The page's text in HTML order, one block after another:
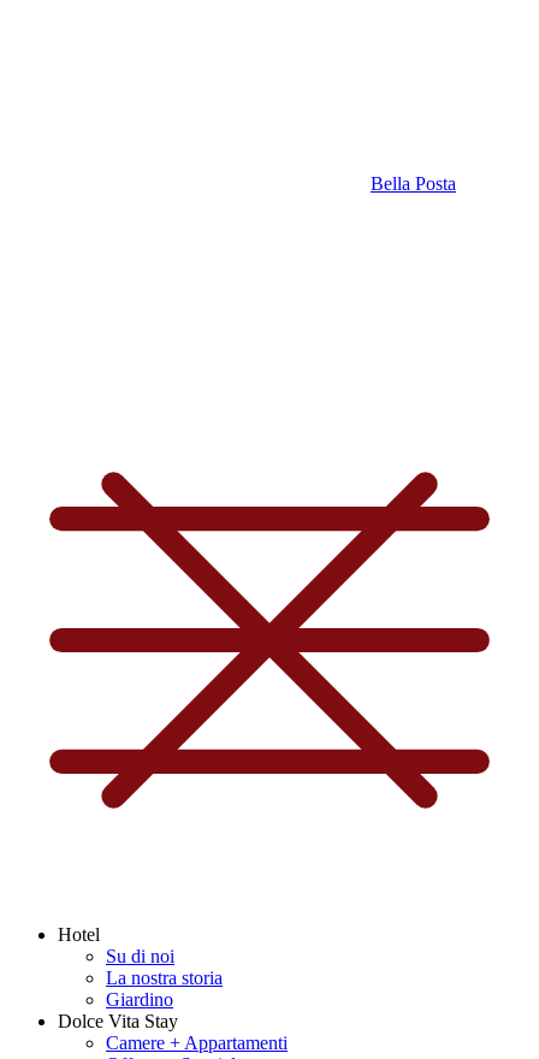
Bella Posta
Hotel
Su di noi
La nostra storia
Giardino
Dolce Vita Stay
Camere + Appartamenti